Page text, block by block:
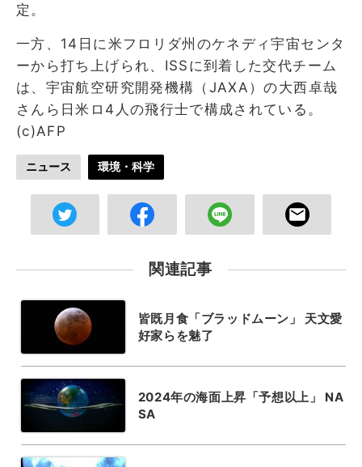
定。
一方、14日に米フロリダ州のケネディ宇宙センタ
ーから打ち上げられ、ISSに到着した交代チーム
は、宇宙航空研究開発機構（JAXA）の大西卓哉
さんら日米ロ4人の飛行士で構成されている。
(c)AFP
ニュース 環境・科学
関連記事
皆既月食「ブラッドムーン」 天文愛
好家らを魅了
2024年の海面上昇「予想以上」 NA
SA